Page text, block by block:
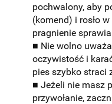
pochwalony, aby
(komend) i rosło
pragnienie
■ Nie wolno
oczywistość i
pies szybko straci
■ Jeżeli nie masz
przywołanie,